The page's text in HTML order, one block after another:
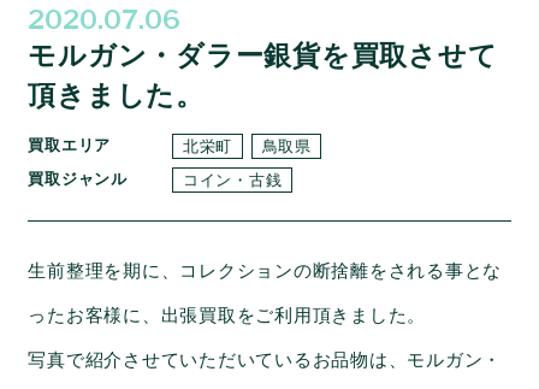
2020.07.06
モルガン・ダラー銀貨を買取させて
頂きました。
買取エリア 北栄町
鳥取県
買取ジャンル
コイン・古銭
生前整理を期に、コレクションの断捨離をされる事とな
ったお客様に、出張買取をご利用頂きました。
写真で紹介させていただいているお品物は、モルガン・